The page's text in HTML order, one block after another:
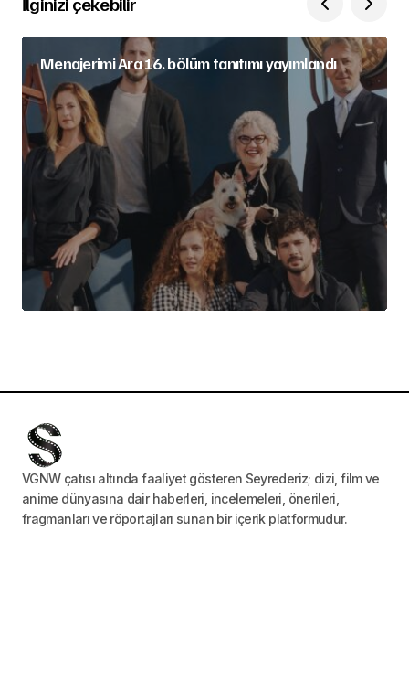
Menajerimi Ara 16. bölüm tanıtımı yayımlandı
VGNW çatısı altında faaliyet gösteren Seyrederiz; dizi, film ve
anime dünyasına dair haberleri, incelemeleri, önerileri,
fragmanları ve röportajları sunan bir içerik platformudur.